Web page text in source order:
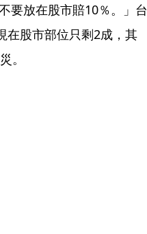
要放在股市賠10％。」台
在股市部位只剩2成，其
。